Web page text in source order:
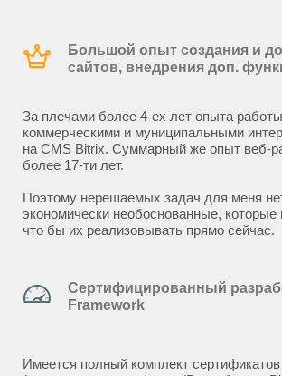
Большой опыт создания и
сайтов, внедрения доп.
За плечами более 4-ех лет опыта
коммерческими и муниципальными
на CMS Bitrix. Суммарный же опыт веб-
более 17-ти лет.
Поэтому нерешаемых задач для меня
экономически необоснованные, которые
что бы их реализовывать прямо сейчас.
Сертифицированный
Framework
Имеется полный комплект